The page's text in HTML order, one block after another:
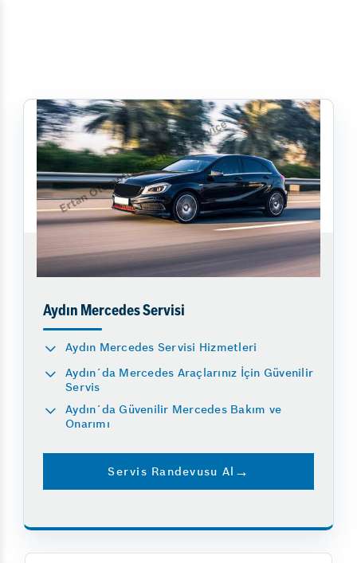
Aydın Mercedes Servisi
Aydın Mercedes Servisi Hizmetleri
Aydın´da Mercedes Araçlarınız İçin Güvenilir
Servis
Aydın´da Güvenilir Mercedes Bakım ve
Onarımı
Servis Randevusu Al